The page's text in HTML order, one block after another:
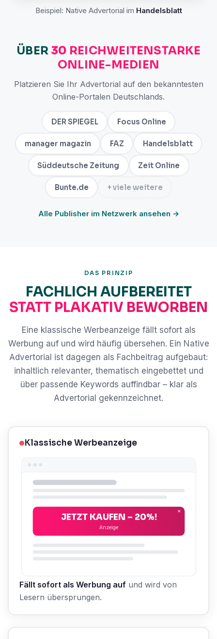
Beispiel: Native Advertorial im Handelsblatt
ÜBER 30 REICHWEITENSTARKE
ONLINE-MEDIEN
Platzieren Sie Ihr Advertorial auf den bekanntesten
Online-Portalen Deutschlands.
DER SPIEGEL Focus Online
manager magazin FAZ Handelsblatt
Süddeutsche Zeitung Zeit Online
Bunte.de + viele weitere
Alle Publisher im Netzwerk ansehen →
DAS PRINZIP
FACHLICH AUFBEREITET
STATT PLAKATIV BEWORBEN
Eine klassische Werbeanzeige fällt sofort als
Werbung auf und wird häufig übersehen. Ein Native
Advertorial ist dagegen als Fachbeitrag aufgebaut:
inhaltlich relevanter, thematisch eingebettet und
über passende Keywords auffindbar – klar als
Advertorial gekennzeichnet.
Klassische Werbeanzeige
JETZT KAUFEN – 20%!
Anzeige
×
Fällt sofort als Werbung aufund wird von
Lesern übersprungen.